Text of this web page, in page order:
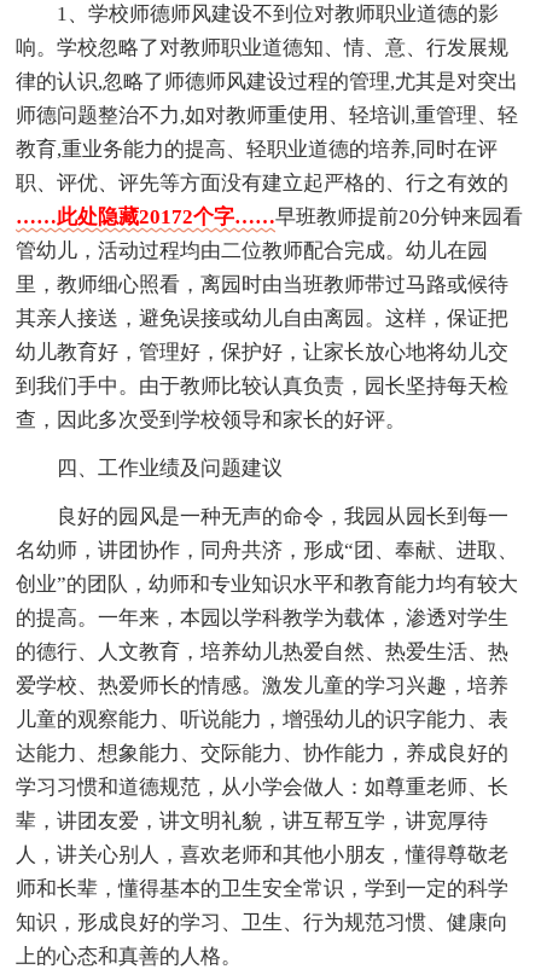
1、学校师德师风建设不到位对教师职业道德的影
响。学校忽略了对教师职业道德知、情、意、行发展规
律的认识,忽略了师德师风建设过程的管理,尤其是对突出
师德问题整治不力,如对教师重使用、轻培训,重管理、轻
教育,重业务能力的提高、轻职业道德的培养,同时在评
职、评优、评先等方面没有建立起严格的、行之有效的
……此处隐藏20172个字……早班教师提前20分钟来园看
管幼儿，活动过程均由二位教师配合完成。幼儿在园
里，教师细心照看，离园时由当班教师带过马路或候待
其亲人接送，避免误接或幼儿自由离园。这样，保证把
幼儿教育好，管理好，保护好，让家长放心地将幼儿交
到我们手中。由于教师比较认真负责，园长坚持每天检
查，因此多次受到学校领导和家长的好评。
四、工作业绩及问题建议
良好的园风是一种无声的命令，我园从园长到每一
名幼师，讲团协作，同舟共济，形成“团、奉献、进取、
创业”的团队，幼师和专业知识水平和教育能力均有较大
的提高。一年来，本园以学科教学为载体，渗透对学生
的德行、人文教育，培养幼儿热爱自然、热爱生活、热
爱学校、热爱师长的情感。激发儿童的学习兴趣，培养
儿童的观察能力、听说能力，增强幼儿的识字能力、表
达能力、想象能力、交际能力、协作能力，养成良好的
学习习惯和道德规范，从小学会做人：如尊重老师、长
辈，讲团友爱，讲文明礼貌，讲互帮互学，讲宽厚待
人，讲关心别人，喜欢老师和其他小朋友，懂得尊敬老
师和长辈，懂得基本的卫生安全常识，学到一定的科学
知识，形成良好的学习、卫生、行为规范习惯、健康向
上的心态和真善的人格。